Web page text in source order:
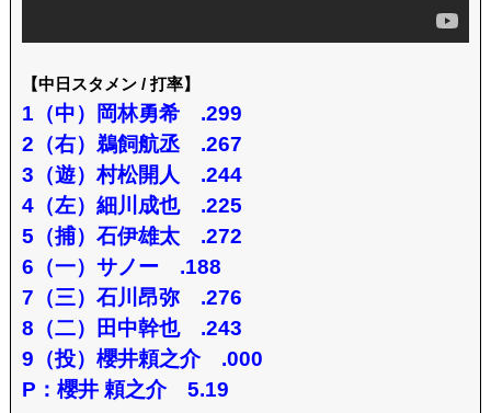
【中日スタメン / 打率】
1（中）岡林勇希 .299
2（右）鵜飼航丞 .267
3（遊）村松開人 .244
4（左）細川成也 .225
5（捕）石伊雄太 .272
6（一）サノー .188
7（三）石川昂弥 .276
8（二）田中幹也 .243
9（投）櫻井頼之介 .000
P：櫻井 頼之介 5.19